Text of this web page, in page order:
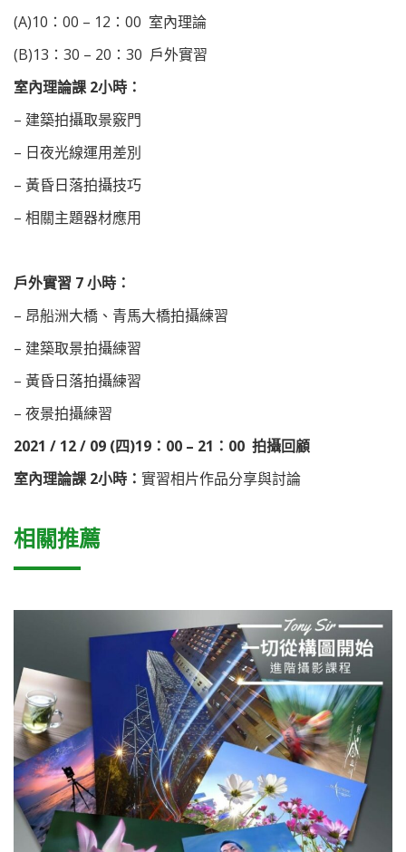
(A)10：00 – 12：00 室內理論
(B)13：30 – 20：30 戶外實習
室內理論課 2小時：
– 建築拍攝取景竅門
– 日夜光線運用差別
– 黃昏日落拍攝技巧
– 相關主題器材應用
戶外實習 7 小時：
– 昂船洲大橋、青馬大橋拍攝練習
– 建築取景拍攝練習
– 黃昏日落拍攝練習
– 夜景拍攝練習
2021 / 12 / 09 (四)19：00 – 21：00 拍攝回顧
室內理論課 2小時： 實習相片作品分享與討論
相關推薦